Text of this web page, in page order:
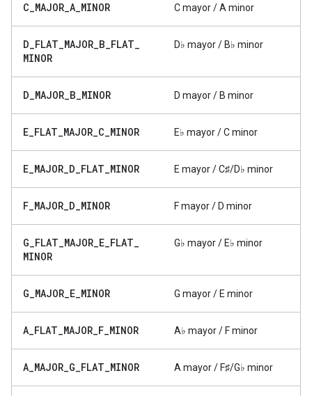
C_MAJOR_A_MINOR C mayor / A minor
D_FLAT_MAJOR_B_FLAT_
MINOR
D♭ mayor / B♭ minor
D_MAJOR_B_MINOR D mayor / B minor
E_FLAT_MAJOR_C_MINOR E♭ mayor / C minor
E_MAJOR_D_FLAT_MINOR E mayor / C♯/D♭ minor
F_MAJOR_D_MINOR F mayor / D minor
G_FLAT_MAJOR_E_FLAT_
MINOR
G♭ mayor / E♭ minor
G_MAJOR_E_MINOR G mayor / E minor
A_FLAT_MAJOR_F_MINOR A♭ mayor / F minor
A_MAJOR_G_FLAT_MINOR A mayor / F♯/G♭ minor